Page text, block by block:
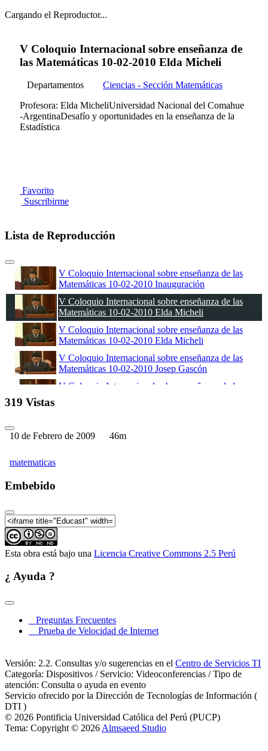
Cargando el Reproductor...
V Coloquio Internacional sobre enseñanza de
las Matemáticas 10-02-2010 Elda Micheli
Departamentos
Ciencias - Sección Matemáticas
Profesora: Elda MicheliUniversidad Nacional del Comahue
-ArgentinaDesafío y oportunidades en la enseñanza de la
Estadística
Favorito
Suscribirme
Lista de Reproducción
V Coloquio Internacional sobre enseñanza de las
Matemáticas 10-02-2010 Inauguración
V Coloquio Internacional sobre enseñanza de las
Matemáticas 10-02-2010 Elda Micheli
V Coloquio Internacional sobre enseñanza de las
Matemáticas 10-02-2010 Elda Micheli
V Coloquio Internacional sobre enseñanza de las
Matemáticas 10-02-2010 Josep Gascón
V Coloquio Internacional sobre enseñanza de las
V Coloquio Internacional sobre enseñanza de las
V Coloquio Internacional sobre enseñanza de las
319 Vistas
10 de Febrero de 2009 46m
matematicas
Embebido
Esta obra está bajo una Licencia Creative Commons 2.5 Perú
¿ Ayuda ?
Preguntas Frecuentes
Prueba de Velocidad de Internet
Versión: 2.2. Consultas y/o sugerencias en el Centro de Servicios TI
Categoría: Dispositivos / Servicio: Videoconferencias / Tipo de
atención: Consulta o ayuda en evento
Servicio ofrecido por la Dirección de Tecnologías de Información (
DTI )
© 2026 Pontificia Universidad Católica del Perú (PUCP)
Tema: Copyright © 2026 Almsaeed Studio